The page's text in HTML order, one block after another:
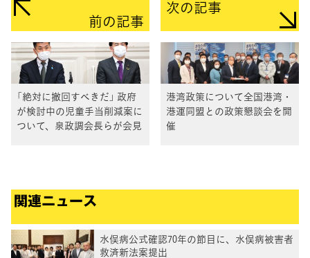
前の記事
「絶対に撤回すべきだ」 政府
が検討中の児童手当削減案に
ついて、泉政調会長らが会見
次の記事
港湾政策について全国港湾・
港運同盟との政策懇談会を開
催
関連ニュース
水俣病公式確認70年の節目に、水俣病被害者
救済新法案提出